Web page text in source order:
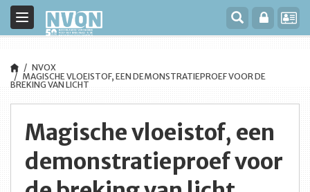
Toggle
navigation
NVOX
MAGISCHE VLOEISTOF, EEN DEMONSTRATIEPROEF VOOR DE
BREKING VAN LICHT
Magische vloeistof, een
demonstratieproef voor